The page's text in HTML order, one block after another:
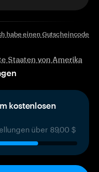
habe einen Gutscheincode
Staaten von Amerika
kostenlosen
über 89,00 $